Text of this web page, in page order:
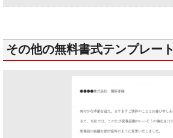
その他の無料書式テンプレート